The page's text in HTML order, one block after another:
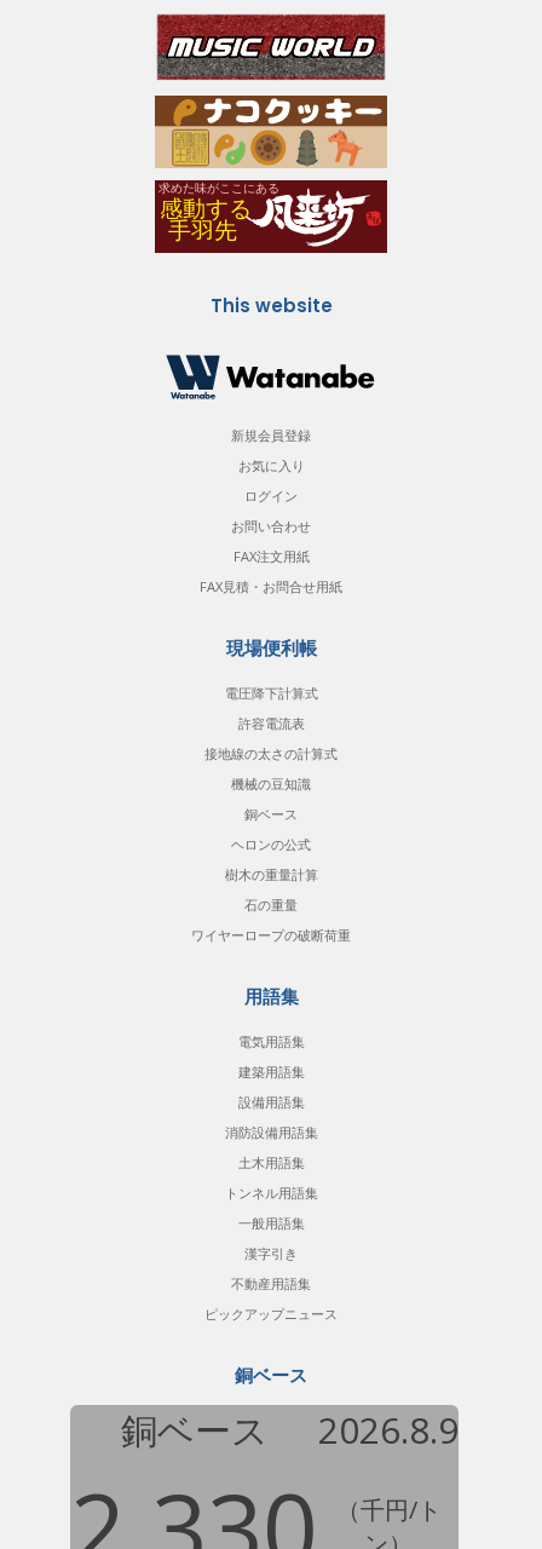
This website
新規会員登録
お気に入り
ログイン
お問い合わせ
FAX注文用紙
FAX見積・お問合せ用紙
現場便利帳
電圧降下計算式
許容電流表
接地線の太さの計算式
機械の豆知識
銅ベース
ヘロンの公式
樹木の重量計算
石の重量
ワイヤーロープの破断荷重
用語集
電気用語集
建築用語集
設備用語集
消防設備用語集
土木用語集
トンネル用語集
一般用語集
漢字引き
不動産用語集
ピックアップニュース
銅ベース
銅ベース 2026.8.9
（千円/ト